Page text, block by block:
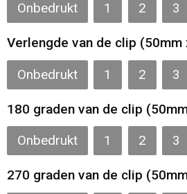
Onbedrukt 1 2 3
Verlengde van de clip (50mm
Onbedrukt 1 2 3
180 graden van de clip
Onbedrukt 1 2 3
270 graden van de clip